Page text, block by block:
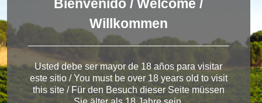
< Pagos del Rey
Bienvenido / Welcome /
Willkommen
Usted debe ser mayor de 18 años para visitar
este sitio / You must be over 18 years old to visit
this site / Für den Besuch dieser Seite müssen